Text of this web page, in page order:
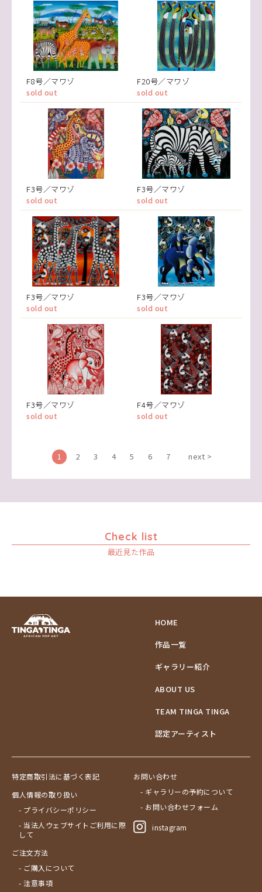
F8号／マワゾ
sold out
F20号／マワゾ
sold out
F3号／マワゾ
sold out
F3号／マワゾ
sold out
F3号／マワゾ
sold out
F3号／マワゾ
sold out
F3号／マワゾ
sold out
F4号／マワゾ
sold out
1 2 3 4 5 6 7 next >
Check list
最近見た作品
HOME
作品一覧
ギャラリー紹介
ABOUT US
TEAM TINGA TINGA
認定アーティスト
特定商取引法に基づく表記
個人情報の取り扱い
- プライバシーポリシー
- 当法人ウェブサイトご利用に際
して
ご注文方法
- ご購入について
- 注意事項
お問い合わせ
- ギャラリーの予約について
- お問い合わせフォーム
instagram